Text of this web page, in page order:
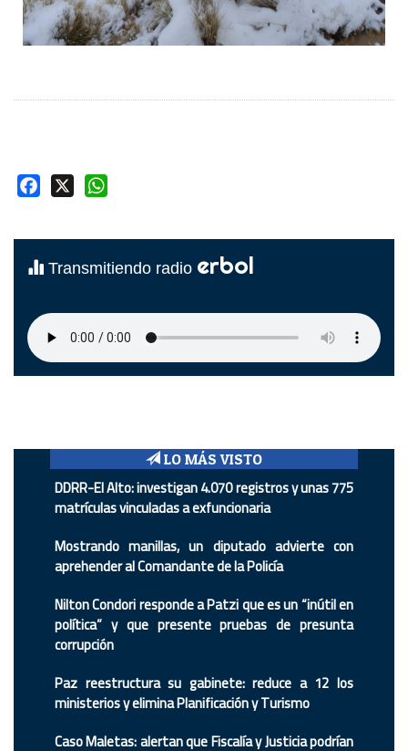
Facebook
Transmitiendo radio erbol
LO MÁS VISTO
DDRR-El Alto: investigan 4.070 registros y unas 775
matrículas vinculadas a exfuncionaria
Mostrando manillas, un diputado advierte con
aprehender al Comandante de la Policía
Nilton Condori responde a Patzi que es un “inútil en
política” y que presente pruebas de presunta
corrupción
Paz reestructura su gabinete: reduce a 12 los
ministerios y elimina Planificación y Turismo
Caso Maletas: alertan que Fiscalía y Justicia podrían